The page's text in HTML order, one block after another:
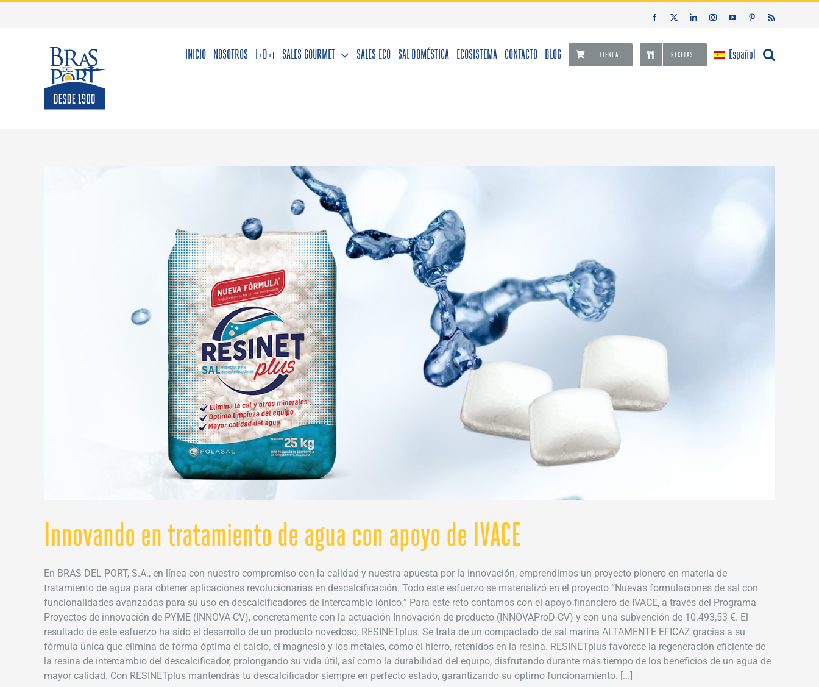
Facebook LinkedInInstagramYouTubePinterestRss
INICIO NOSOTROS I+D+i SALES GOURMET SALES ECO SAL DOMÉSTICA ECOSISTEMA CONTACTO BLOG TIENDA RECETAS Español
Innovando en tratamiento de agua con apoyo de IVACE
En BRAS DEL PORT, S.A., en línea con nuestro compromiso con la calidad y nuestra apuesta por la innovación, emprendimos un proyecto pionero en materia de
tratamiento de agua para obtener aplicaciones revolucionarias en descalcificación. Todo este esfuerzo se materializó en el proyecto “Nuevas formulaciones de sal con
funcionalidades avanzadas para su uso en descalcificadores de intercambio iónico.” Para este reto contamos con el apoyo financiero de IVACE, a través del Programa
Proyectos de innovación de PYME (INNOVA-CV), concretamente con la actuación Innovación de producto (INNOVAProD-CV) y con una subvención de 10.493,53 €. El
resultado de este esfuerzo ha sido el desarrollo de un producto novedoso, RESINETplus. Se trata de un compactado de sal marina ALTAMENTE EFICAZ gracias a su
fórmula única que elimina de forma óptima el calcio, el magnesio y los metales, como el hierro, retenidos en la resina. RESINETplus favorece la regeneración eficiente de
la resina de intercambio del descalcificador, prolongando su vida útil, así como la durabilidad del equipo, disfrutando durante más tiempo de los beneficios de un agua de
mayor calidad. Con RESINETplus mantendrás tu descalcificador siempre en perfecto estado, garantizando su óptimo funcionamiento. [...]